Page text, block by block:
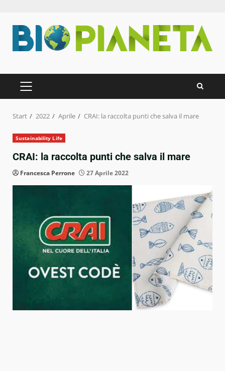
Inhalt
springen
PRIMÄRES
MENÜ
Start 2022 Aprile CRAI: la raccolta punti che salva il mare
Sustainability Life
CRAI: la raccolta punti che salva il mare
Francesca Perrone 27 Aprile 2022